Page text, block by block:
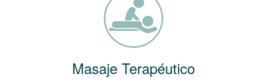
Masaje Terapéutico